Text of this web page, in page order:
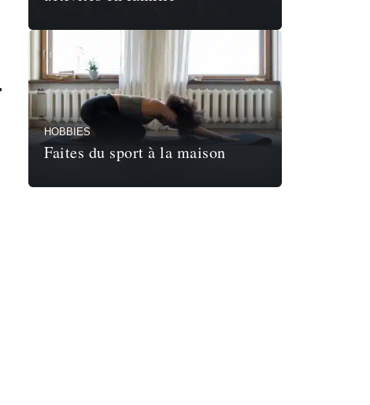
HOBBIES
Faites du sport à la maison